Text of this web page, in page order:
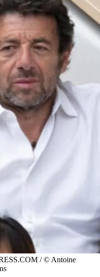
/ © Antoine